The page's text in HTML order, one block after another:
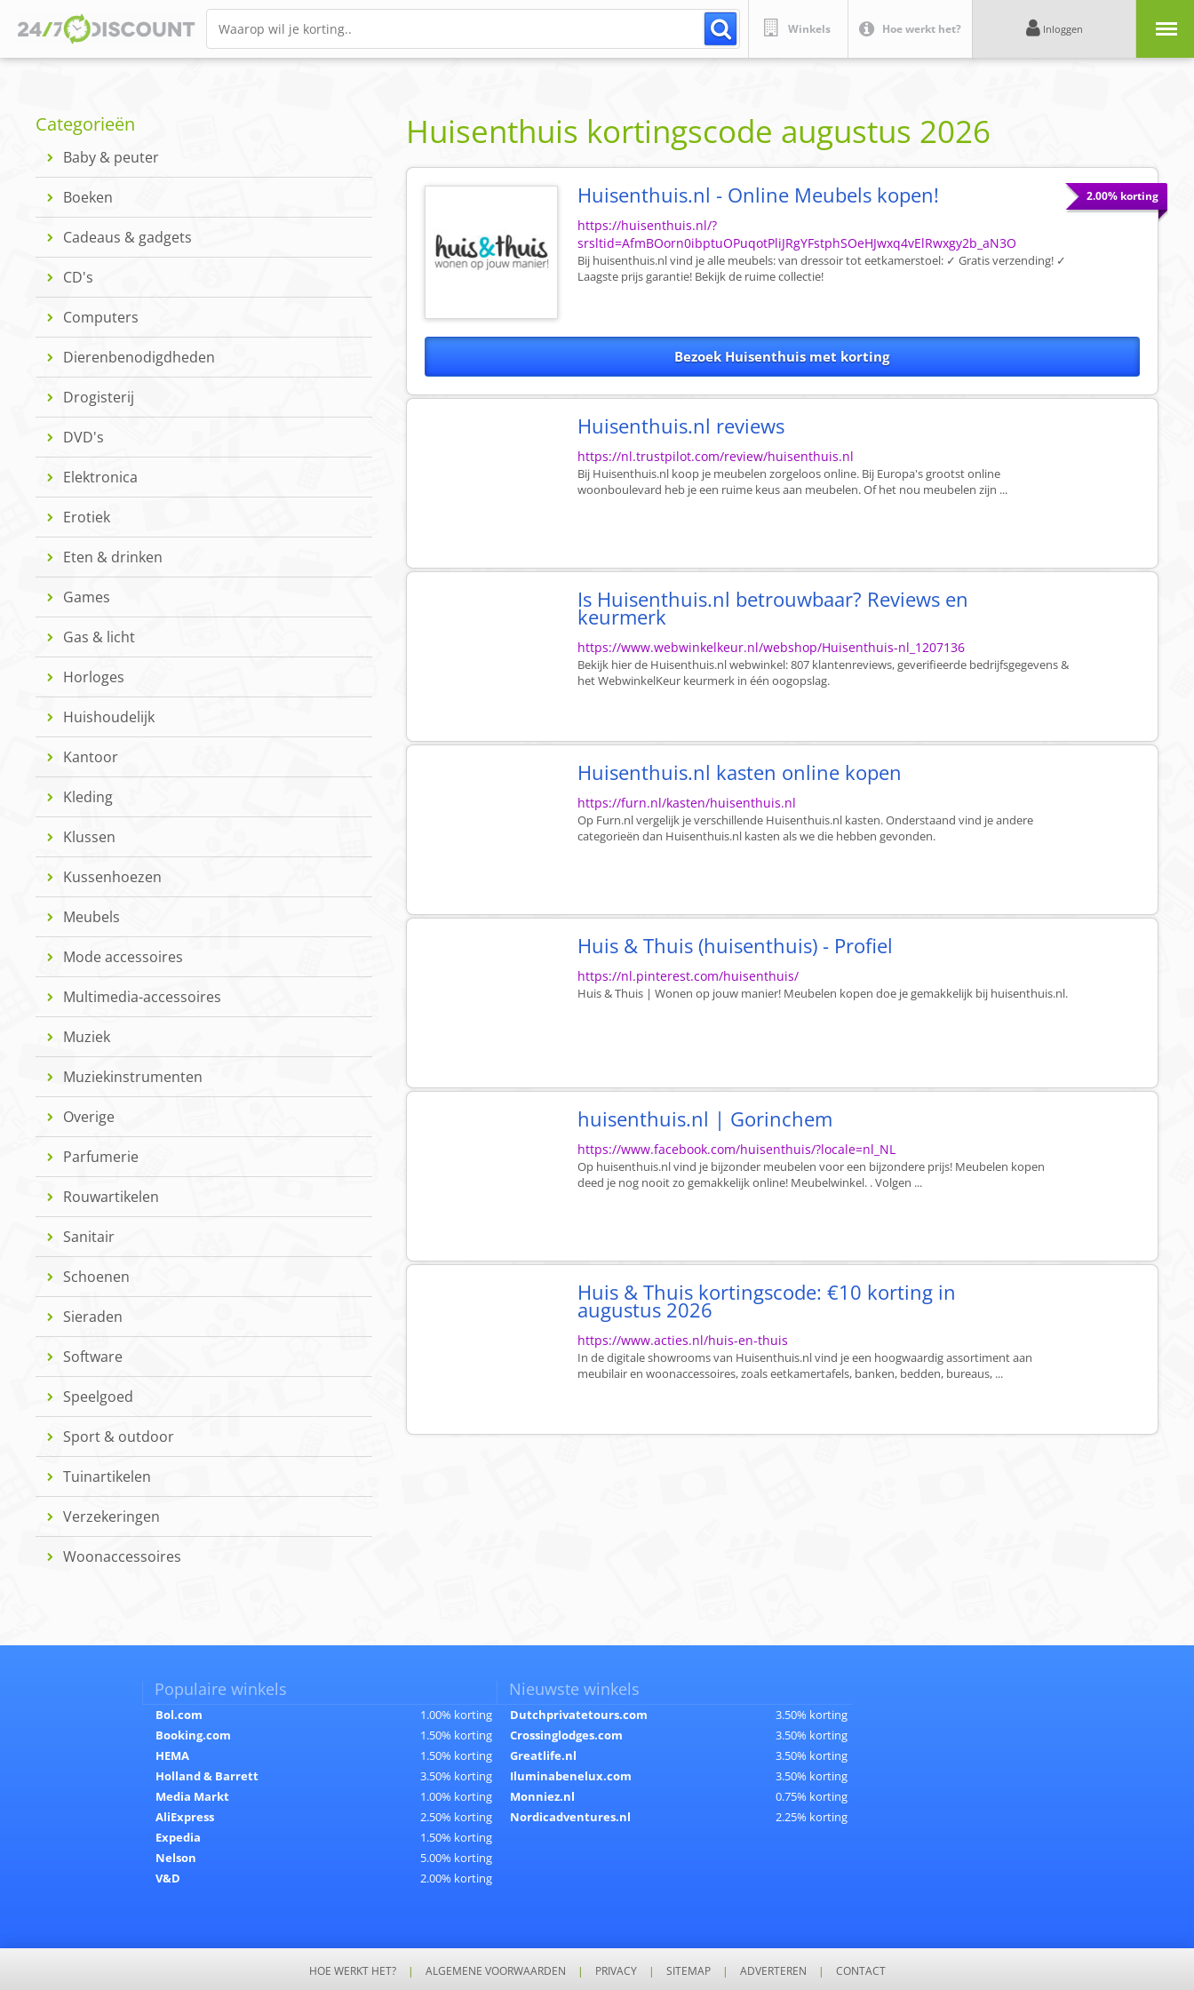
Winkels Hoe werkt het? Inloggen
Categorieën
Baby & peuter
Boeken
Cadeaus & gadgets
CD's
Computers
Dierenbenodigdheden
Drogisterij
DVD's
Elektronica
Erotiek
Eten & drinken
Games
Gas & licht
Horloges
Huishoudelijk
Kantoor
Kleding
Klussen
Kussenhoezen
Meubels
Mode accessoires
Multimedia-accessoires
Muziek
Muziekinstrumenten
Overige
Parfumerie
Rouwartikelen
Sanitair
Schoenen
Sieraden
Software
Speelgoed
Sport & outdoor
Tuinartikelen
Verzekeringen
Woonaccessoires
Huisenthuis kortingscode augustus 2026
2.00% korting
Huisenthuis.nl - Online Meubels kopen!
https://huisenthuis.nl/?
srsltid=AfmBOorn0ibptuOPuqotPliJRgYFstphSOeHJwxq4vElRwxgy2b_aN3O
Bij huisenthuis.nl vind je alle meubels: van dressoir tot eetkamerstoel: ✓ Gratis verzending! ✓
Laagste prijs garantie! Bekijk de ruime collectie!
Bezoek Huisenthuis met korting
Huisenthuis.nl reviews
https://nl.trustpilot.com/review/huisenthuis.nl
Bij Huisenthuis.nl koop je meubelen zorgeloos online. Bij Europa's grootst online
woonboulevard heb je een ruime keus aan meubelen. Of het nou meubelen zijn ...
Is Huisenthuis.nl betrouwbaar? Reviews en
keurmerk
https://www.webwinkelkeur.nl/webshop/Huisenthuis-nl_1207136
Bekijk hier de Huisenthuis.nl webwinkel: 807 klantenreviews, geverifieerde bedrijfsgegevens &
het WebwinkelKeur keurmerk in één oogopslag.
Huisenthuis.nl kasten online kopen
https://furn.nl/kasten/huisenthuis.nl
Op Furn.nl vergelijk je verschillende Huisenthuis.nl kasten. Onderstaand vind je andere
categorieën dan Huisenthuis.nl kasten als we die hebben gevonden.
Huis & Thuis (huisenthuis) - Profiel
https://nl.pinterest.com/huisenthuis/
Huis & Thuis | Wonen op jouw manier! Meubelen kopen doe je gemakkelijk bij huisenthuis.nl.
huisenthuis.nl | Gorinchem
https://www.facebook.com/huisenthuis/?locale=nl_NL
Op huisenthuis.nl vind je bijzonder meubelen voor een bijzondere prijs! Meubelen kopen
deed je nog nooit zo gemakkelijk online! Meubelwinkel. . Volgen ...
Huis & Thuis kortingscode: €10 korting in
augustus 2026
https://www.acties.nl/huis-en-thuis
In de digitale showrooms van Huisenthuis.nl vind je een hoogwaardig assortiment aan
meubilair en woonaccessoires, zoals eetkamertafels, banken, bedden, bureaus, ...
Populaire winkels
Bol.com
1.00% korting
Booking.com
1.50% korting
HEMA
1.50% korting
Holland & Barrett
3.50% korting
Media Markt
1.00% korting
AliExpress
2.50% korting
Expedia
1.50% korting
Nelson
5.00% korting
V&D
2.00% korting
Nieuwste winkels
Dutchprivatetours.com
3.50% korting
Crossinglodges.com
3.50% korting
Greatlife.nl
3.50% korting
Iluminabenelux.com
3.50% korting
Monniez.nl
0.75% korting
Nordicadventures.nl
2.25% korting
HOE WERKT HET? | ALGEMENE VOORWAARDEN | PRIVACY | SITEMAP | ADVERTEREN | CONTACT